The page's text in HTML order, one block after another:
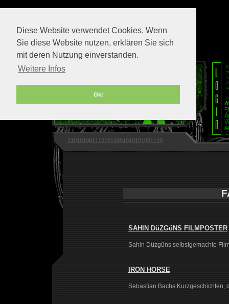
Diese Website verwendet Cookies. Wenn
Sie diese Website nutzen, erklären Sie sich
mit deren Nutzung einverstanden.
Weitere Infos
Ok!
1101010011101011001010101001110
SAHIN DüZGüNS FILMPOSTER
Sahin Düzgüns selbstgemachte
IRON HORSE
Sebastian Bachs Kurzgeschichten,